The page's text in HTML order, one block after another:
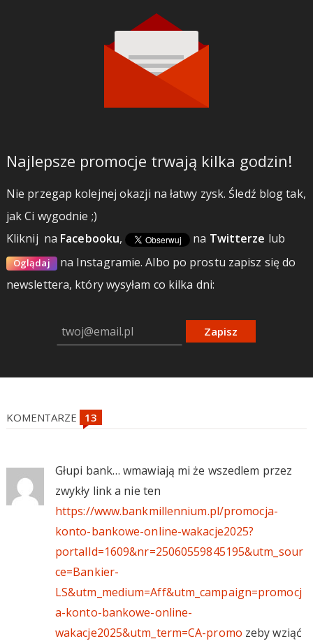
Najlepsze promocje trwają kilka godzin!
Nie przegap kolejnej okazji na łatwy zysk. Śledź blog tak,
jak Ci wygodnie ;)
Kliknij na Facebooku, na Twitterze lub
Oglądaj na Instagramie.Albo po prostu zapisz się do
newslettera, który wysyłam co kilka dni:
Zapisz
KOMENTARZE
Głupi bank… wmawiają mi że wszedlem przez
zwykły link a nie ten
https://www.bankmillennium.pl/promocja-
konto-bankowe-online-wakacje2025?
portalId=1609&nr=25060559845195&utm_sour
ce=Bankier-
LS&utm_medium=Aff&utm_campaign=promocj
a-konto-bankowe-online-
wakacje2025&utm_term=CA-promo zeby wziąć